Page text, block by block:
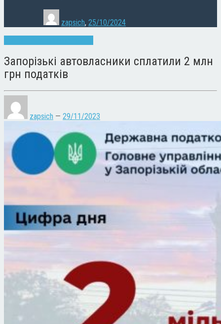
zapsich, 25/10/2024
Запорізькі автовласники сплатили 2 млн
грн податків
zapsich — 29/11/2023